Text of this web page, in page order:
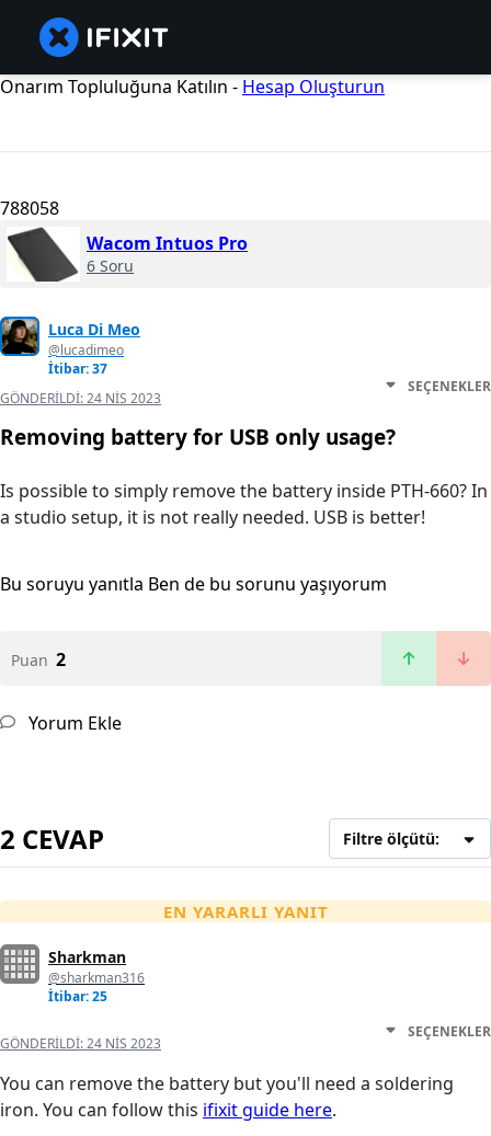
Onarım Topluluğuna Katılın - Hesap Oluşturun
788058
Wacom Intuos Pro
6 Soru
Luca Di Meo
@lucadimeo
İtibar: 37
GÖNDERILDI:24 NIS 2023
SEÇENEKLER
Removing battery for USB only usage?
Is possible to simply remove the battery inside PTH-660? In
a studio setup, it is not really needed. USB is better!
Bu soruyu yanıtla Ben de bu sorunu yaşıyorum
Puan 2
Yorum Ekle
2 CEVAP Filtre ölçütü:
EN YARARLI YANIT
Sharkman
@sharkman316
İtibar: 25
GÖNDERILDI:24 NIS 2023
SEÇENEKLER
You can remove the battery but you'll need a soldering
iron. You can follow this ifixit guide here.